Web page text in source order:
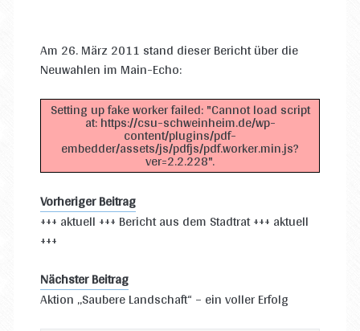
Am 26. März 2011 stand dieser Bericht über die
Neuwahlen im Main-Echo:
Setting up fake worker failed: "Cannot load script
at: https://csu-schweinheim.de/wp-
content/plugins/pdf-
embedder/assets/js/pdfjs/pdf.worker.min.js?
ver=2.2.228".
Vorheriger Beitrag
+++ aktuell +++ Bericht aus dem Stadtrat +++ aktuell
+++
Nächster Beitrag
Aktion „Saubere Landschaft“ – ein voller Erfolg